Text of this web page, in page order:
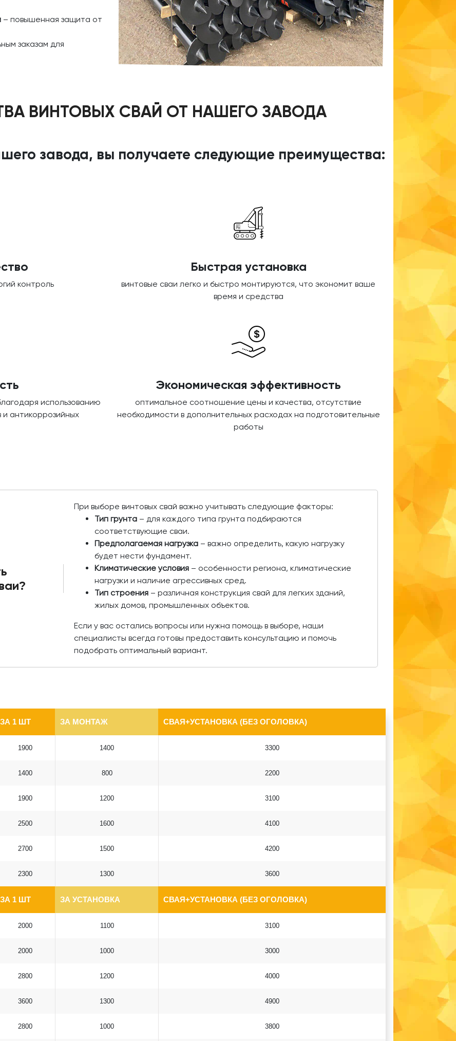
– повышенная защита от
заказам для
ВИНТОВЫХ СВАЙ ОТ НАШЕГО ЗАВОДА
завода, вы получаете следующие преимущества:
контроль
Быстрая установка
винтовые сваи легко и быстро монтируются, что экономит ваше
время и средства
использованию
антикоррозийных
Экономическая эффективность
оптимальное соотношение цены и качества, отсутствие
необходимости в дополнительных расходах на подготовительные
работы
При выборе винтовых свай важно учитывать следующие факторы:
Тип грунта – для каждого типа грунта подбираются
соответствующие сваи.
Предполагаемая нагрузка – важно определить, какую нагрузку
будет нести фундамент.
Климатические условия – особенности региона, климатические
нагрузки и наличие агрессивных сред.
Тип строения – различная конструкция свай для легких зданий,
жилых домов, промышленных объектов.
Если у вас остались вопросы или нужна помощь в выборе, наши
специалисты всегда готовы предоставить консультацию и помочь
подобрать оптимальный вариант.
ЗА 1 ШТ ЗА МОНТАЖ СВАЯ+УСТАНОВКА (БЕЗ ОГОЛОВКА)
1900 1400 3300
1400 800 2200
1900 1200 3100
2500 1600 4100
2700 1500 4200
2300 1300 3600
ЗА 1 ШТ ЗА УСТАНОВКА СВАЯ+УСТАНОВКА (БЕЗ ОГОЛОВКА)
2000 1100 3100
2000 1000 3000
2800 1200 4000
3600 1300 4900
2800 1000 3800